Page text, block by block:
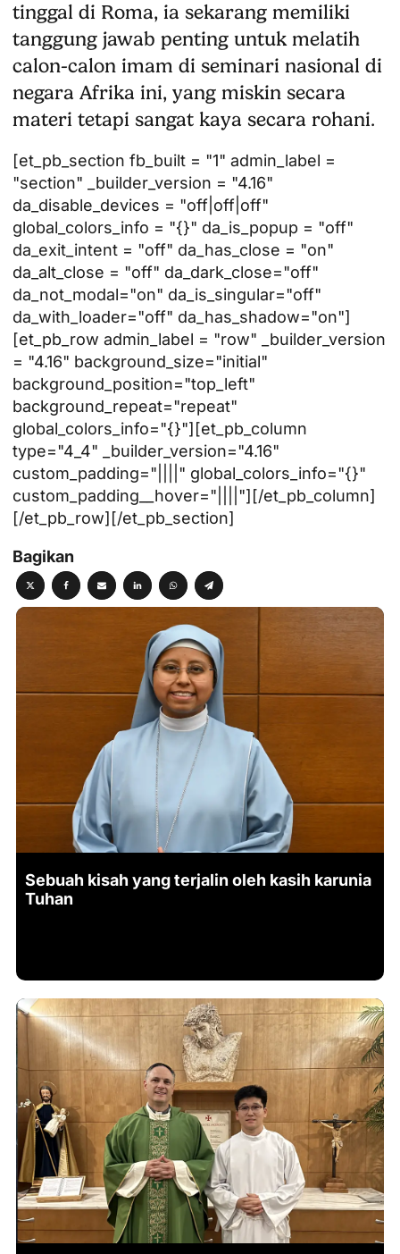
tinggal di Roma, ia sekarang memiliki
tanggung jawab penting untuk melatih
calon-calon imam di seminari nasional di
negara Afrika ini, yang miskin secara
materi tetapi sangat kaya secara rohani.
[et_pb_section fb_built = "1" admin_label =
"section" _builder_version = "4.16"
da_disable_devices = "off|off|off"
global_colors_info = "{}" da_is_popup = "off"
da_exit_intent = "off" da_has_close = "on"
da_alt_close = "off" da_dark_close="off"
da_not_modal="on" da_is_singular="off"
da_with_loader="off" da_has_shadow="on"]
[et_pb_row admin_label = "row" _builder_version
= "4.16" background_size="initial"
background_position="top_left"
background_repeat="repeat"
global_colors_info="{}"][et_pb_column
type="4_4" _builder_version="4.16"
custom_padding="||||" global_colors_info="{}"
custom_padding__hover="||||"][/et_pb_column]
[/et_pb_row][/et_pb_section]
Bagikan
Sebuah kisah yang terjalin oleh kasih karunia
Tuhan